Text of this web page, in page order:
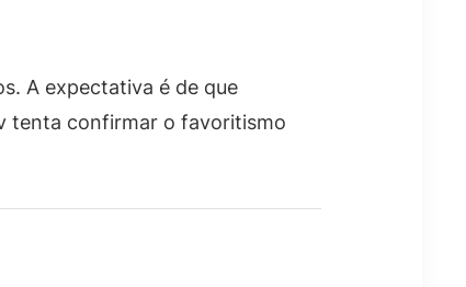
A expectativa é de que
tenta confirmar o favoritismo